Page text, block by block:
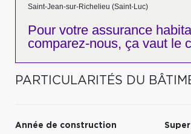
Saint-Jean-sur-Richelieu (Saint-Luc)
Pour votre assurance
comparez-nous, ça vaut le
PARTICULARITÉS DU
Année de construction